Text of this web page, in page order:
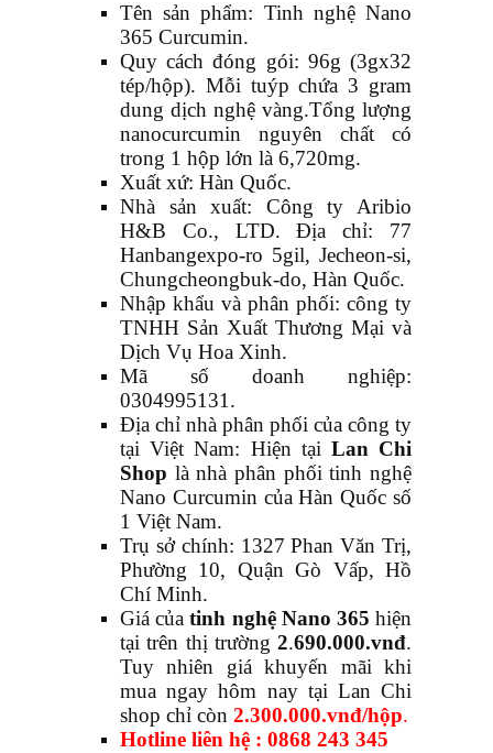
Tên sản phẩm: Tinh nghệ Nano
365 Curcumin.
Quy cách đóng gói: 96g (3gx32
tép/hộp). Mỗi tuýp chứa 3 gram
dung dịch nghệ vàng.Tổng lượng
nanocurcumin nguyên chất có
trong 1 hộp lớn là 6,720mg.
Xuất xứ: Hàn Quốc.
Nhà sản xuất: Công ty Aribio
H&B Co., LTD. Địa chỉ: 77
Hanbangexpo-ro 5gil, Jecheon-si,
Chungcheongbuk-do, Hàn Quốc.
Nhập khẩu và phân phối: công ty
TNHH Sản Xuất Thương Mại và
Dịch Vụ Hoa Xinh.
Mã số doanh nghiệp:
0304995131.
Địa chỉ nhà phân phối của công ty
tại Việt Nam: Hiện tại Lan Chi
Shop là nhà phân phối tinh nghệ
Nano Curcumin của Hàn Quốc số
1 Việt Nam.
Trụ sở chính: 1327 Phan Văn Trị,
Phường 10, Quận Gò Vấp, Hồ
Chí Minh.
Giá củatinh nghệ Nano 365hiện
tại trên thị trường 2.690.000.vnđ.
Tuy nhiên giá khuyến mãi khi
mua ngay hôm nay tại Lan Chi
shop chỉ còn 2.300.000.vnđ/hộp.
Hotline liên hệ : 0868 243 345